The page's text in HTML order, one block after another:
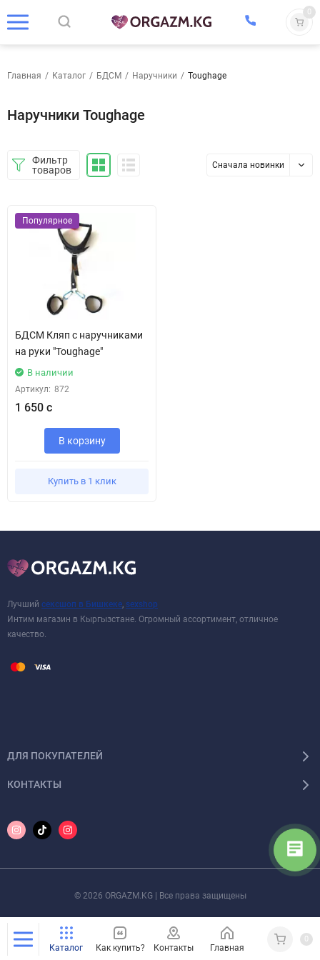
0
Главная / Каталог / БДСМ / Наручники / Toughage
Наручники Toughage
Фильтр
товаров
Сначала новинки
Популярное
БДСМ Кляп с наручниками
на руки "Toughage"
В наличии
Артикул: 872
1 650 с
В корзину
Купить в 1 клик
Лучший сексшоп в Бишкеке sexshop
Интим магазин в Кыргызстане. Огромный ассортимент, отличное
качество.
ДЛЯ ПОКУПАТЕЛЕЙ
КОНТАКТЫ
© 2026 ORGAZM.KG | Все права защищены
Каталог Как купить? Контакты Главная Кабинет
0